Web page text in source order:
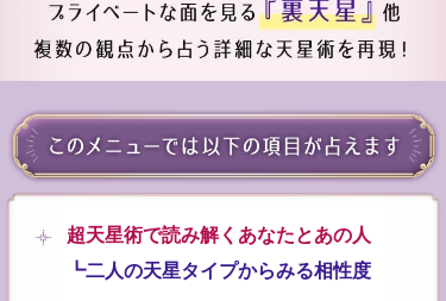
超天星術で読み解くあなたとあの人
┗二人の天星タイプからみる相性度